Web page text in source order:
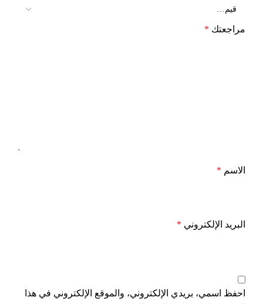
مراجعتك *
الاسم *
البريد الإلكتروني *
احفظ اسمي، بريدي الإلكتروني، والموقع الإلكتروني في هذا